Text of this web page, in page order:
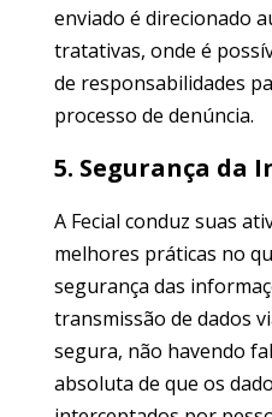
enviado é direcionado
tratativas, onde é
de responsabilidades
processo de denúncia.
5. Segurança da
A Fecial conduz suas
melhores práticas no
segurança das
transmissão de dados
segura, não havendo
absoluta de que os